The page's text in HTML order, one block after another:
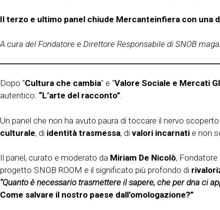
Il terzo e ultimo panel chiude Mercanteinfiera con una
A cura del Fondatore e Direttore Responsabile di SNOB
Dopo “Cultura che cambia” e “Valore Sociale e Mercati
autentico: “L’arte del racconto”.
Un panel che non ha avuto paura di toccare il nervo
culturale, di identità trasmessa, di valori incarnati e non
Il panel, curato e moderato da Miriam De Nicolò, Fondatore
progetto SNOB ROOM e il significato più profondo di
“Quanto è necessario trasmettere il sapere, che per dna ci
Come salvare il nostro paese dall’omologazione?”